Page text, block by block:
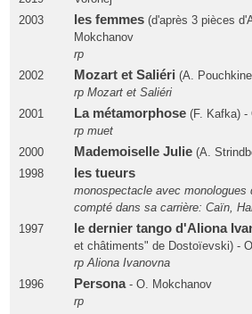
2003
les femmes(d'après 3 pièces
Mokchanov
rp
2002
Mozart et Saliéri (A.
rp Mozart et Saliéri
2001
La métamorphose(F. Kafka) -
rp muet
2000
Mademoiselle Julie(A.
1998
les tueurs
monospectacle avec monologues
compté dans sa carrière: Caïn,
1997
le dernier tango d'Aliona
et châtiments" de Dostoïevski) -
rp Aliona Ivanovna
1996
Persona- O. Mokchanov
rp